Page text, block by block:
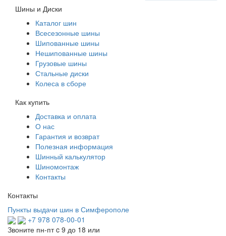
Шины и Диски
Каталог шин
Всесезонные шины
Шипованные шины
Нешипованные шины
Грузовые шины
Стальные диски
Колеса в сборе
Как купить
Доставка и оплата
О нас
Гарантия и возврат
Полезная информация
Шинный калькулятор
Шиномонтаж
Контакты
Контакты
Пункты выдачи шин в Симферополе
+7 978 078-00-01
Звоните пн-пт c 9 до 18 или